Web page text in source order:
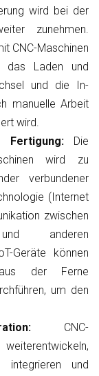
wird bei der
zunehmen.
CNC-Maschinen
das Laden und
und die In-
manuelle Arbeit
wird.
Fertigung: Die
wird zu
verbundener
(Internet
zwischen
und anderen
Geräte können
aus der Ferne
um den
CNC-
integrieren und